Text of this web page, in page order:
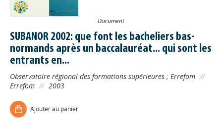
Document
SUBANOR 2002: que font les bacheliers bas-
normands après un baccalauréat... qui sont les
entrants en...
Observatoire régional des formations supérieures ; Errefom //
Errefom // 2003
Ajouter au panier